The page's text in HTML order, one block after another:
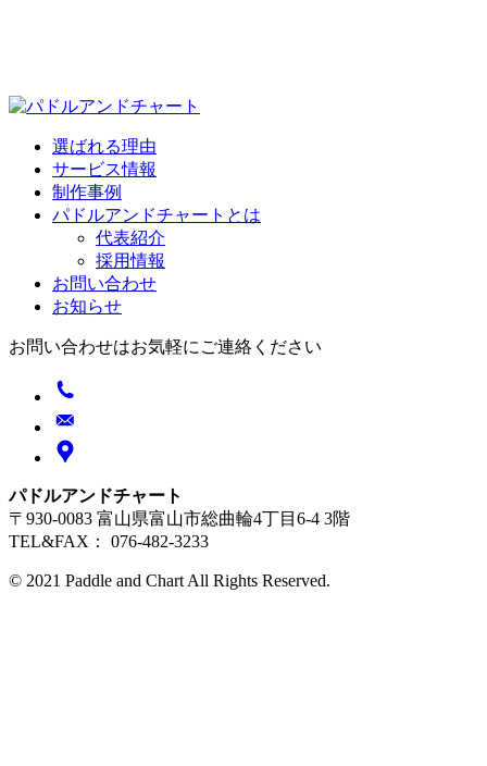
選ばれる理由
サービス情報
制作事例
パドルアンドチャートとは
代表紹介
採用情報
お問い合わせ
お知らせ
お問い合わせはお気軽にご連絡ください
パドルアンドチャート
〒930-0083 富山県富山市総曲輪4丁目6-4 3階
TEL&FAX： 076-482-3233
© 2021 Paddle and Chart All Rights Reserved.